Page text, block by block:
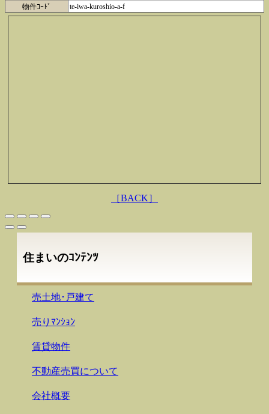
物件ｺｰﾄﾞ
te-iwa-kuroshio-a-f
［BACK］
住まいのｺﾝﾃﾝﾂ
売土地･戸建て
売りﾏﾝｼｮﾝ
賃貸物件
不動産売買について
会社概要